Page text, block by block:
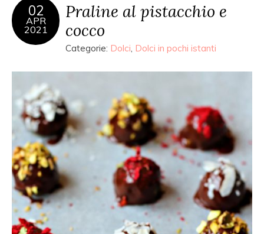
02
APR
2021
Praline al pistacchio e
cocco
Categorie: Dolci, Dolci in pochi istanti